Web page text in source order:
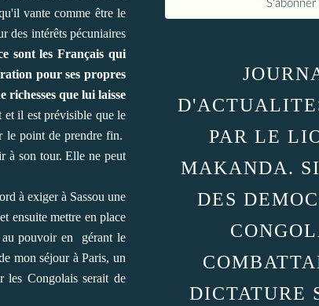
vante comme être le
des intérêts pécuniaires
sont les Français qui
pour ses propres
richesses que lui laisse
et il est prévisible que le
le point de prendre fin.
à son tour. Elle ne peut
à exiger à Sassou une
ensuite mettre en place
au pouvoir en gérant le
mon séjour à Paris, un
les Congolais serait de
PAR LE
MAKANDA.
DES
DICTATURE